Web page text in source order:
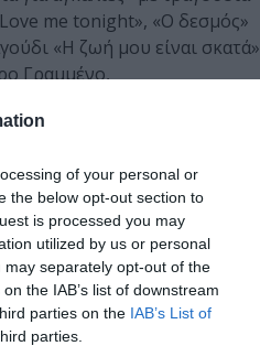
of your personal or
the below opt-out section to
is processed you may
utilized by us or personal
separately opt-out of the
the IAB’s list of downstream
parties on the IAB’s List of
parties.
me tonight», «Ο δεσμός»
«Η ζωή μου είναι σκατά»
Γραμμένο,
πρόγραμμα)